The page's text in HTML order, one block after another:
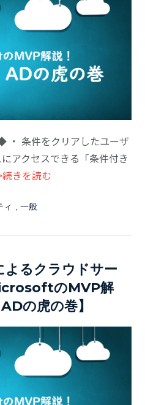
条件をクリアしたユーザ
アクセスできる「条件付き
続きを読む
ィ , 一般
るクラウドサー
のMVP解
の虎の巻】